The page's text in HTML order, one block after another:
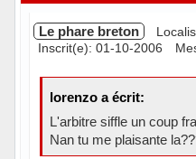
Le phare breton
Inscrit(e): 01-10-2006
lorenzo a écrit:
L'arbitre siffle un coup
Nan tu me plaisante